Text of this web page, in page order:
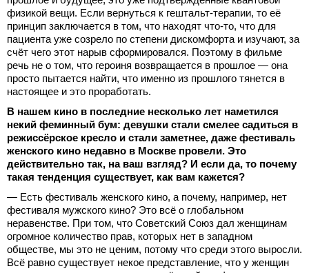
физикой вещи. Если вернуться к гештальт-терапии, то её
принцип заключается в том, что находят что-то, что для
пациента уже созрело по степени дискомфорта и изучают, за
счёт чего этот нарыв сформировался. Поэтому в фильме
речь не о том, что героиня возвращается в прошлое — она
просто пытается найти, что именно из прошлого тянется в
настоящее и это проработать.
В нашем кино в последние несколько лет наметился
некий феминный бум: девушки стали смелее садиться в
режиссёрское кресло и стали заметнее, даже фестиваль
женского кино недавно в Москве провели. Это
действительно так, на ваш взгляд? И если да, то почему
такая тенденция существует, как вам кажется?
— Есть фестиваль женского кино, а почему, например, нет
фестиваля мужского кино? Это всё о глобальном
неравенстве. При том, что Советский Союз дал женщинам
огромное количество прав, которых нет в западном
обществе, мы это не ценим, потому что среди этого выросли.
Всё равно существует некое представление, что у женщин